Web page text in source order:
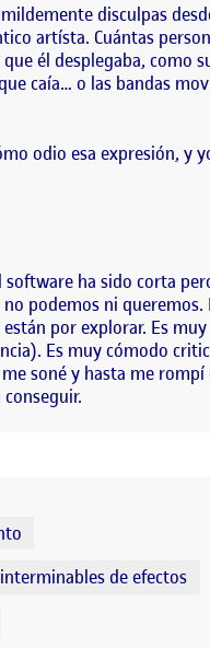
disculpas
artísta. Cuántas
él desplegaba, como
caía… o las bandas
odio esa expresión, y
ha sido corta
podemos ni queremos.
por explorar. Es
Es muy cómodo
soné y hasta me
de efectos